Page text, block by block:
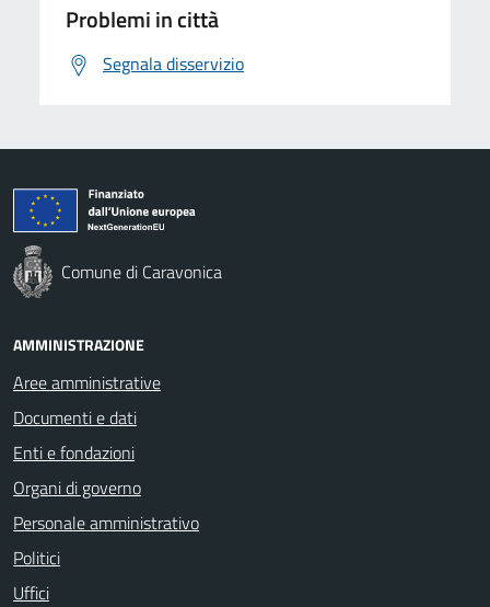
Problemi in città
Segnala disservizio
Comune di Caravonica
AMMINISTRAZIONE
Aree amministrative
Documenti e dati
Enti e fondazioni
Organi di governo
Personale amministrativo
Politici
Uffici